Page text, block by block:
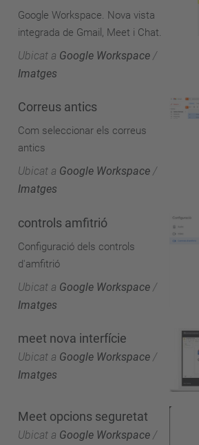
Google Workspace. Nova vista
integrada de Gmail, Meet i Chat.
Ubicat a Google Workspace /
Imatges
Correus antics
Com seleccionar els correus
antics
Ubicat a Google Workspace /
Imatges
controls amfitrió
Configuració dels controls
d'amfitrió
Ubicat a Google Workspace /
Imatges
meet nova interfície
Ubicat a Google Workspace /
Imatges
Meet opcions seguretat
Ubicat a Google Workspace /